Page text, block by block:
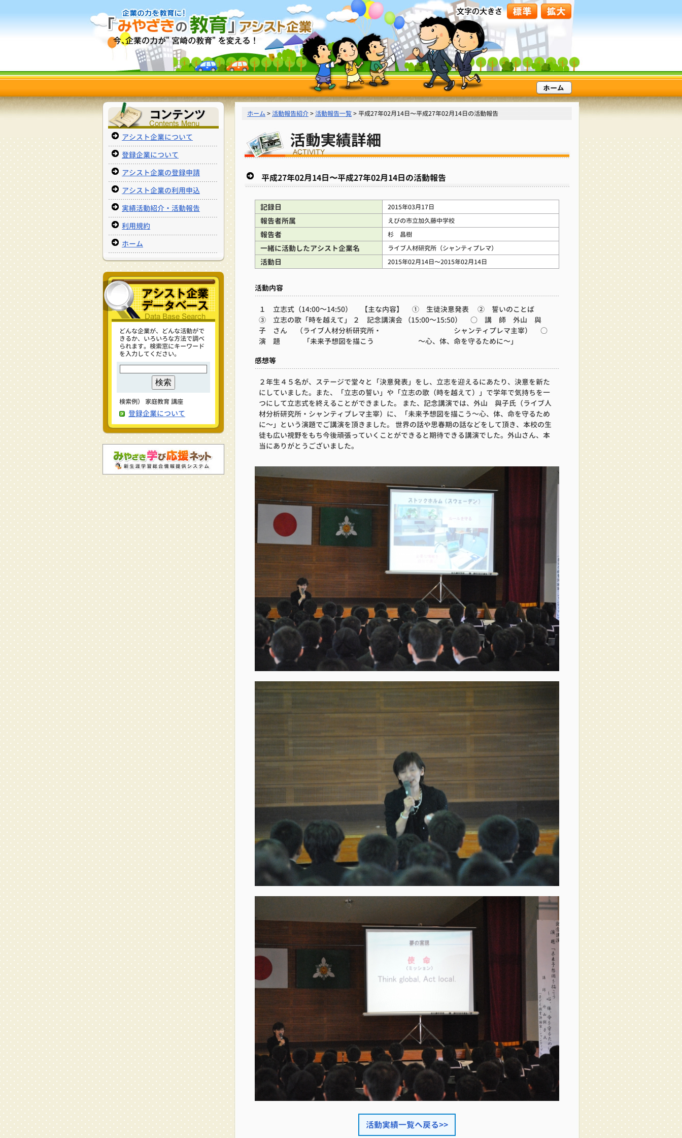
アシスト企業について
登録企業について
アシスト企業の登録申請
アシスト企業の利用申込
実績活動紹介・活動報告
利用規約
ホーム
どんな企業が、どんな活動がで
きるか、いろいろな方法で調べ
られます。検索窓にキーワード
を入力してください。
検索例） 家庭教育 講座
登録企業について
ホーム>活動報告紹介>活動報告一覧> 平成27年02月14日〜平成27年02月14日の活動報告
平成27年02月14日〜平成27年02月14日の活動報告
記録日 2015年03月17日
報告者所属 えびの市立加久藤中学校
報告者 杉 昌樹
一緒に活動したアシスト企業名 ライブ人材研究所（シャンティプレマ）
活動日 2015年02月14日〜2015年02月14日
活動内容
１ 立志式（14:00～14:50） 【主な内容】 ① 生徒決意発表 ② 誓いのことば
③ 立志の歌「時を越えて」 ２ 記念講演会 （15:00～15:50） ○ 講 師 外山 與
子 さん （ライブ人材分析研究所・ シャンティプレマ主宰） ○
演 題 「未来予想図を描こう ～心、体、命を守るために～」
感想等
２年生４５名が、ステージで堂々と「決意発表」をし、立志を迎えるにあたり、決意を新た
にしていました。また、「立志の誓い」や「立志の歌（時を越えて）」で学年で気持ちを一
つにして立志式を終えることができました。 また、記念講演では、外山 與子氏（ライブ人
材分析研究所・シャンティプレマ主宰）に、「未来予想図を描こう～心、体、命を守るため
に～」という演題でご講演を頂きました。 世界の話や思春期の話などをして頂き、本校の生
徒も広い視野をもち今後頑張っていくことができると期待できる講演でした。外山さん、本
当にありがとうございました。
活動実績一覧へ戻る>>